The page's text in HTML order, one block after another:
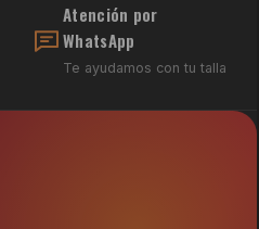
Atención por
WhatsApp
Te ayudamos con tu talla